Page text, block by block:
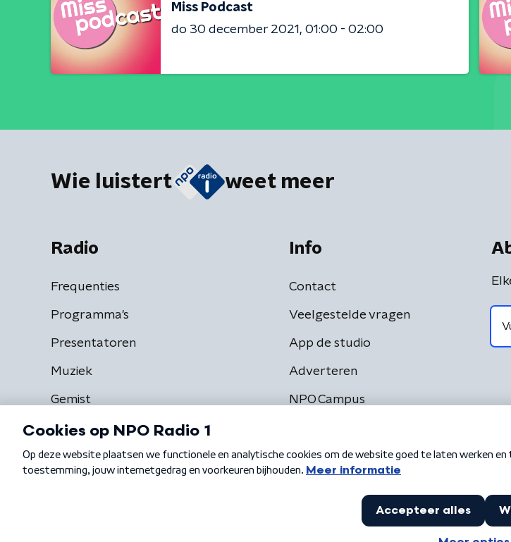
Miss Podcast
do 30 december 2021
01:00 - 02:00
Wie luistert weet meer
Radio
Frequenties
Programma's
Presentatoren
Muziek
Gemist
Info
Contact
Veelgestelde vragen
App de studio
Adverteren
NPO Campus
Algemene voorwaarden Privacybeleid